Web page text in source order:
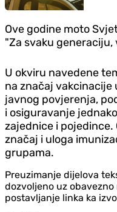
Ove godine moto
"Za svaku generaciju,
U okviru navedene
na značaj vakcinacije
javnog povjerenja,
i osiguravanje
zajednice i pojedince.
značaj i uloga
grupama.
Preuzimanje dijelova
dozvoljeno uz
postavljanje linka ka